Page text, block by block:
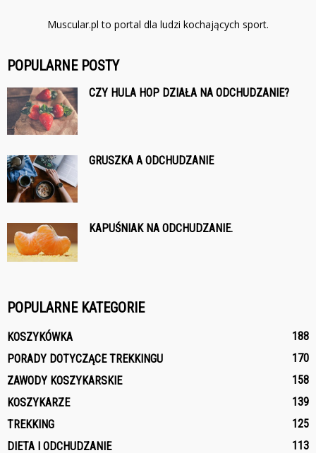
Muscular.pl to portal dla ludzi kochających sport.
POPULARNE POSTY
CZY HULA HOP DZIAŁA NA ODCHUDZANIE?
GRUSZKA A ODCHUDZANIE
KAPUŚNIAK NA ODCHUDZANIE.
POPULARNE KATEGORIE
KOSZYKÓWKA
188
PORADY DOTYCZĄCE TREKKINGU
170
ZAWODY KOSZYKARSKIE
158
KOSZYKARZE
139
TREKKING
125
DIETA I ODCHUDZANIE
113